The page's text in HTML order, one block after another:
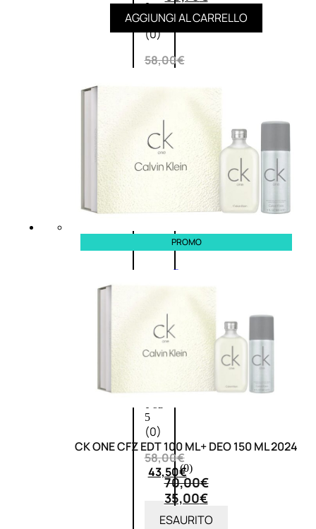
0su
5
(0)
58,00€
Fragranze
Nature
L’OCCITANE
EDT
VERBENA
Valutato
0 su
5
(0)
58,00€
43,50€
AGGIUNGI AL CARRELLO
PROMO
CK ONE CFZ EDT 100 ML+ DEO 150 ML 2024
(0)
70,00€
35,00€
ESAURITO